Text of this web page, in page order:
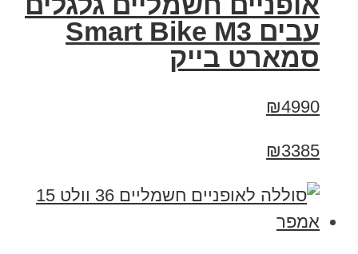
עבים Smart Bike M3
סמארט בייק
₪4990
₪3385